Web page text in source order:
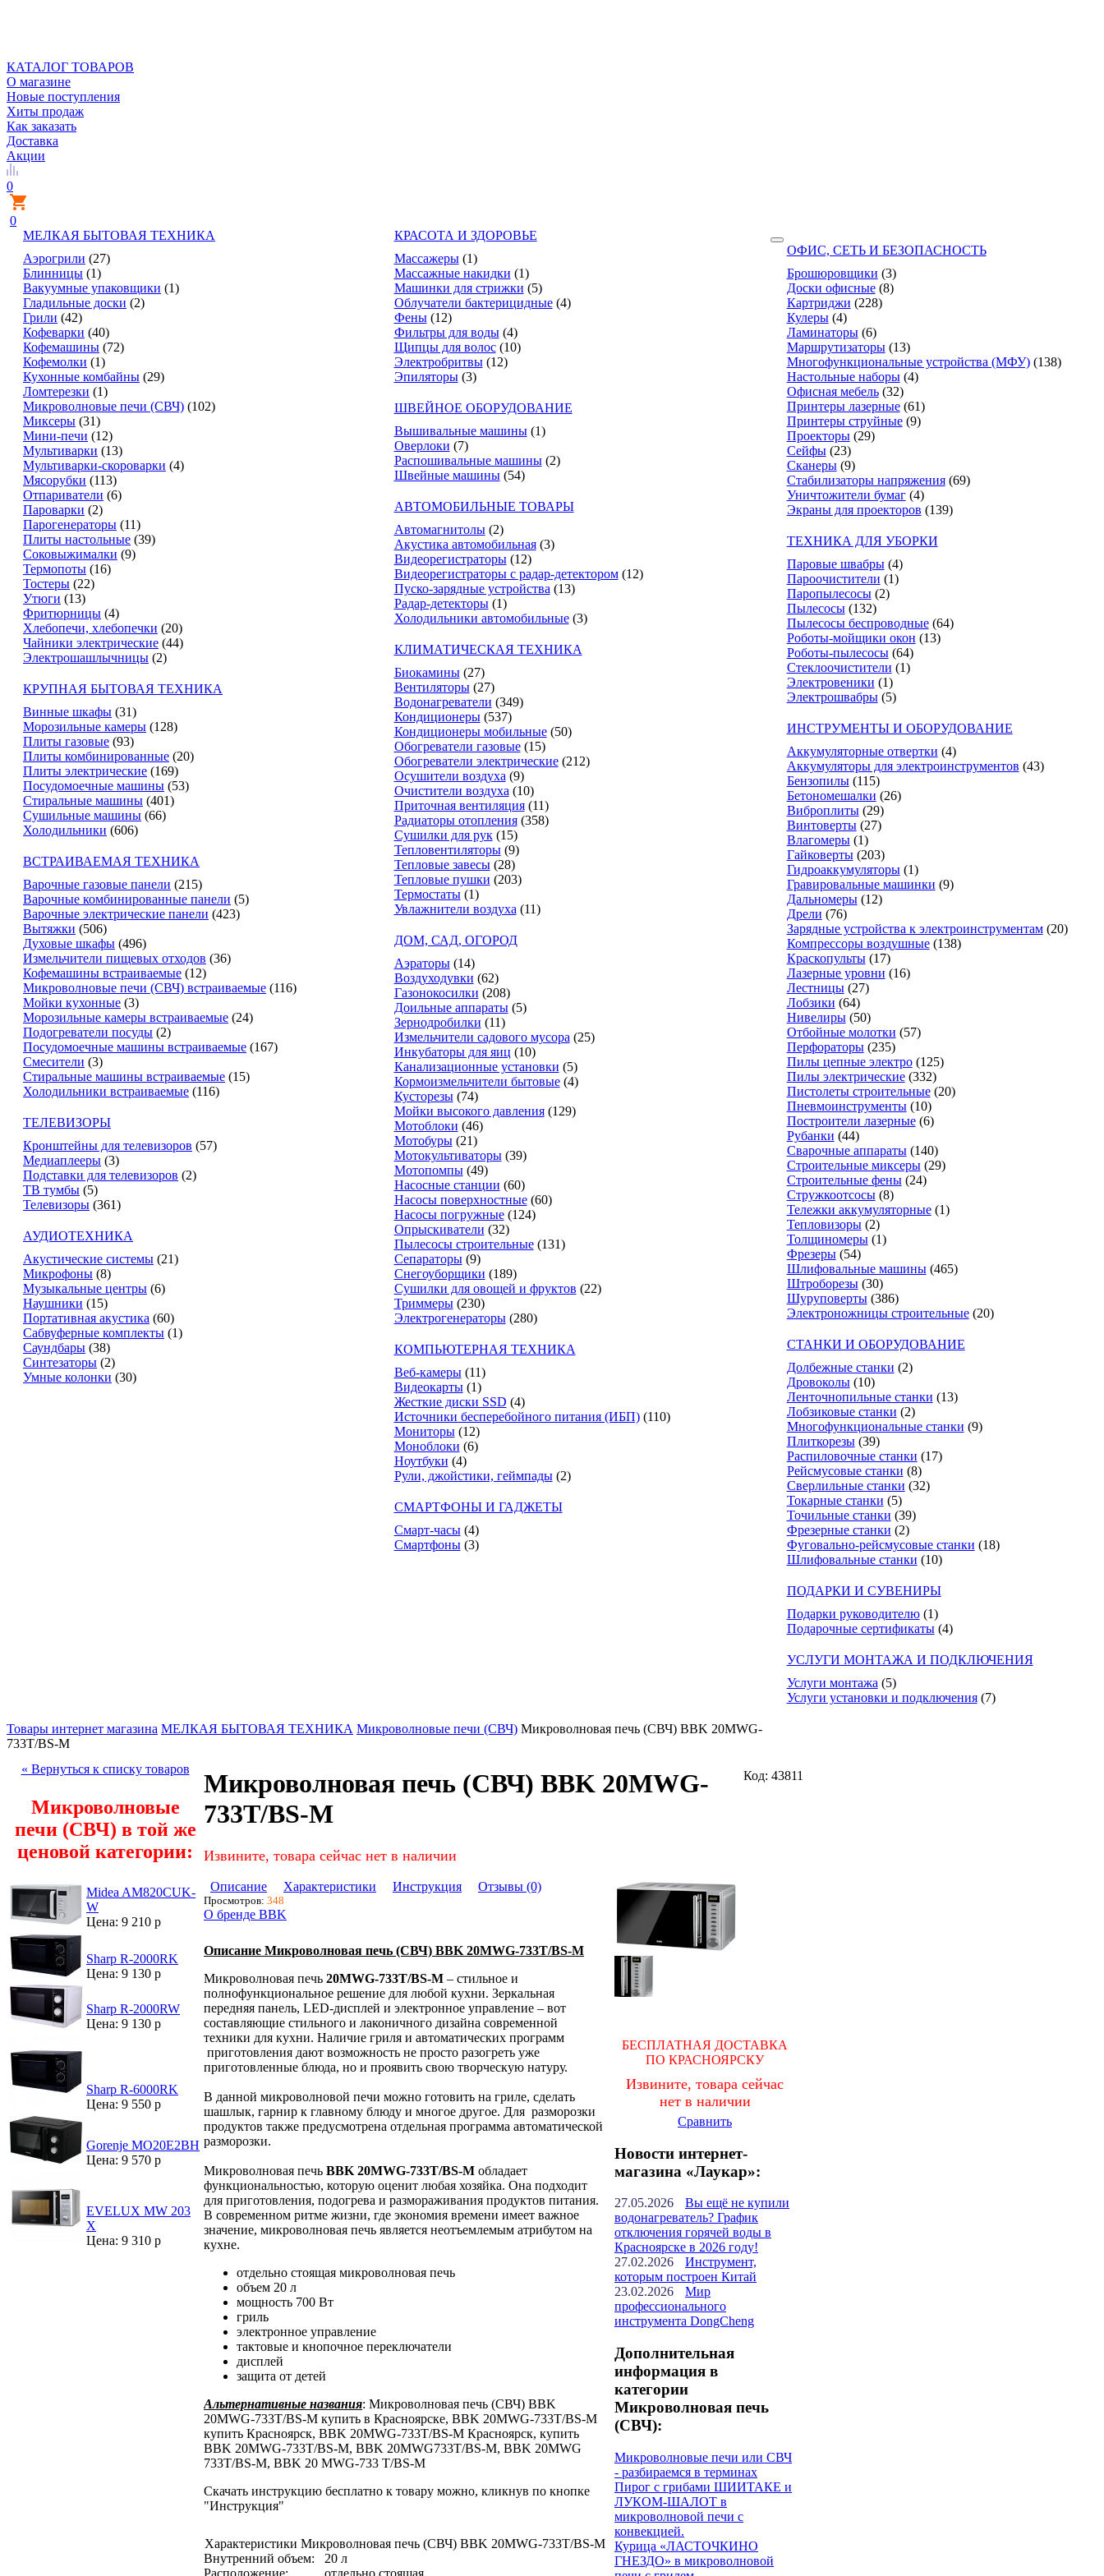
КАТАЛОГ ТОВАРОВ
О магазине
Новые поступления
Хиты продаж
Как заказать
Доставка
Акции
0
0
МЕЛКАЯ БЫТОВАЯ ТЕХНИКА
Аэрогрили (27)
Блинницы (1)
Вакуумные упаковщики (1)
Гладильные доски (2)
Грили (42)
Кофеварки (40)
Кофемашины (72)
Кофемолки (1)
Кухонные комбайны (29)
Ломтерезки (1)
Микроволновые печи (СВЧ) (102)
Миксеры (31)
Мини-печи (12)
Мультиварки (13)
Мультиварки-скороварки (4)
Мясорубки (113)
Отпариватели (6)
Пароварки (2)
Парогенераторы (11)
Плиты настольные (39)
Соковыжималки (9)
Термопоты (16)
Тостеры (22)
Утюги (13)
Фритюрницы (4)
Хлебопечи, хлебопечки (20)
Чайники электрические (44)
Электрошашлычницы (2)
КРУПНАЯ БЫТОВАЯ ТЕХНИКА
Винные шкафы (31)
Морозильные камеры (128)
Плиты газовые (93)
Плиты комбинированные (20)
Плиты электрические (169)
Посудомоечные машины (53)
Стиральные машины (401)
Сушильные машины (66)
Холодильники (606)
ВСТРАИВАЕМАЯ ТЕХНИКА
Варочные газовые панели (215)
Варочные комбинированные панели (5)
Варочные электрические панели (423)
Вытяжки (506)
Духовые шкафы (496)
Измельчители пищевых отходов (36)
Кофемашины встраиваемые (12)
Микроволновые печи (СВЧ) встраиваемые (116)
Мойки кухонные (3)
Морозильные камеры встраиваемые (24)
Подогреватели посуды (2)
Посудомоечные машины встраиваемые (167)
Смесители (3)
Стиральные машины встраиваемые (15)
Холодильники встраиваемые (116)
ТЕЛЕВИЗОРЫ
Кронштейны для телевизоров (57)
Медиаплееры (3)
Подставки для телевизоров (2)
ТВ тумбы (5)
Телевизоры (361)
АУДИОТЕХНИКА
Акустические системы (21)
Микрофоны (8)
Музыкальные центры (6)
Наушники (15)
Портативная акустика (60)
Сабвуферные комплекты (1)
Саундбары (38)
Синтезаторы (2)
Умные колонки (30)
КРАСОТА И ЗДОРОВЬЕ
Массажеры (1)
Массажные накидки (1)
Машинки для стрижки (5)
Облучатели бактерицидные (4)
Фены (12)
Фильтры для воды (4)
Щипцы для волос (10)
Электробритвы (12)
Эпиляторы (3)
ШВЕЙНОЕ ОБОРУДОВАНИЕ
Вышивальные машины (1)
Оверлоки (7)
Распошивальные машины (2)
Швейные машины (54)
АВТОМОБИЛЬНЫЕ ТОВАРЫ
Автомагнитолы (2)
Акустика автомобильная (3)
Видеорегистраторы (12)
Видеорегистраторы с радар-детектором (12)
Пуско-зарядные устройства (13)
Радар-детекторы (1)
Холодильники автомобильные (3)
КЛИМАТИЧЕСКАЯ ТЕХНИКА
Биокамины (27)
Вентиляторы (27)
Водонагреватели (349)
Кондиционеры (537)
Кондиционеры мобильные (50)
Обогреватели газовые (15)
Обогреватели электрические (212)
Осушители воздуха (9)
Очистители воздуха (10)
Приточная вентиляция (11)
Радиаторы отопления (358)
Сушилки для рук (15)
Тепловентиляторы (9)
Тепловые завесы (28)
Тепловые пушки (203)
Термостаты (1)
Увлажнители воздуха (11)
ДОМ, САД, ОГОРОД
Аэраторы (14)
Воздуходувки (62)
Газонокосилки (208)
Доильные аппараты (5)
Зернодробилки (11)
Измельчители садового мусора (25)
Инкубаторы для яиц (10)
Канализационные установки (5)
Кормоизмельчители бытовые (4)
Кусторезы (74)
Мойки высокого давления (129)
Мотоблоки (46)
Мотобуры (21)
Мотокультиваторы (39)
Мотопомпы (49)
Насосные станции (60)
Насосы поверхностные (60)
Насосы погружные (124)
Опрыскиватели (32)
Пылесосы строительные (131)
Сепараторы (9)
Снегоуборщики (189)
Сушилки для овощей и фруктов (22)
Триммеры (230)
Электрогенераторы (280)
КОМПЬЮТЕРНАЯ ТЕХНИКА
Веб-камеры (11)
Видеокарты (1)
Жесткие диски SSD (4)
Источники бесперебойного питания (ИБП) (110)
Мониторы (12)
Моноблоки (6)
Ноутбуки (4)
Рули, джойстики, геймпады (2)
СМАРТФОНЫ И ГАДЖЕТЫ
Смарт-часы (4)
Смартфоны (3)
ОФИС, СЕТЬ И БЕЗОПАСНОСТЬ
Брошюровщики (3)
Доски офисные (8)
Картриджи (228)
Кулеры (4)
Ламинаторы (6)
Маршрутизаторы (13)
Многофункциональные устройства (МФУ) (138)
Настольные наборы (4)
Офисная мебель (32)
Принтеры лазерные (61)
Принтеры струйные (9)
Проекторы (29)
Сейфы (23)
Сканеры (9)
Стабилизаторы напряжения (69)
Уничтожители бумаг (4)
Экраны для проекторов (139)
ТЕХНИКА ДЛЯ УБОРКИ
Паровые швабры (4)
Пароочистители (1)
Паропылесосы (2)
Пылесосы (132)
Пылесосы беспроводные (64)
Роботы-мойщики окон (13)
Роботы-пылесосы (64)
Стеклоочистители (1)
Электровеники (1)
Электрошвабры (5)
ИНСТРУМЕНТЫ И ОБОРУДОВАНИЕ
Аккумуляторные отвертки (4)
Аккумуляторы для электроинструментов (43)
Бензопилы (115)
Бетономешалки (26)
Виброплиты (29)
Винтоверты (27)
Влагомеры (1)
Гайковерты (203)
Гидроаккумуляторы (1)
Гравировальные машинки (9)
Дальномеры (12)
Дрели (76)
Зарядные устройства к электроинструментам (20)
Компрессоры воздушные (138)
Краскопульты (17)
Лазерные уровни (16)
Лестницы (27)
Лобзики (64)
Нивелиры (50)
Отбойные молотки (57)
Перфораторы (235)
Пилы цепные электро (125)
Пилы электрические (332)
Пистолеты строительные (20)
Пневмоинструменты (10)
Построители лазерные (6)
Рубанки (44)
Сварочные аппараты (140)
Строительные миксеры (29)
Строительные фены (24)
Стружкоотсосы (8)
Тележки аккумуляторные (1)
Тепловизоры (2)
Толщиномеры (1)
Фрезеры (54)
Шлифовальные машины (465)
Штроборезы (30)
Шуруповерты (386)
Электроножницы строительные (20)
СТАНКИ И ОБОРУДОВАНИЕ
Долбежные станки (2)
Дровоколы (10)
Ленточнопильные станки (13)
Лобзиковые станки (2)
Многофункциональные станки (9)
Плиткорезы (39)
Распиловочные станки (17)
Рейсмусовые станки (8)
Сверлильные станки (32)
Токарные станки (5)
Точильные станки (39)
Фрезерные станки (2)
Фуговально-рейсмусовые станки (18)
Шлифовальные станки (10)
ПОДАРКИ И СУВЕНИРЫ
Подарки руководителю (1)
Подарочные сертификаты (4)
УСЛУГИ МОНТАЖА И ПОДКЛЮЧЕНИЯ
Услуги монтажа (5)
Услуги установки и подключения (7)
Товары интернет магазина МЕЛКАЯ БЫТОВАЯ ТЕХНИКА Микроволновые печи (СВЧ) Микроволновая печь (СВЧ) BBK 20MWG-
733T/BS-M
« Вернуться к списку товаров
Микроволновые
печи (СВЧ) в той же
ценовой категории:
Midea AM820CUK-
W
Цена: 9 210 р
Sharp R-2000RK
Цена: 9 130 р
Sharp R-2000RW
Цена: 9 130 р
Sharp R-6000RK
Цена: 9 550 р
Gorenje MO20E2BH
Цена: 9 570 р
EVELUX MW 203
X
Цена: 9 310 р
Код: 43811
Микроволновая печь (СВЧ) BBK 20MWG-
733T/BS-M
Извините, товара сейчас нет в наличии
БЕСПЛАТНАЯ ДОСТАВКА
ПО КРАСНОЯРСКУ
Извините, товара сейчас
нет в наличии
Сравнить
Новости интернет-
магазина «Лаукар»:
27.05.2026
Вы ещё не купили
водонагреватель? График
отключения горячей воды в
Красноярске в 2026 году!
27.02.2026
Инструмент,
которым построен Китай
23.02.2026
Мир
профессионального
инструмента DongCheng
Дополнительная
информация в
категории
Микроволновая печь
(СВЧ):
Микроволновые печи или СВЧ
- разбираемся в терминах
Пирог с грибами ШИИТАКЕ и
ЛУКОМ-ШАЛОТ в
микроволновой печи с
конвекцией.
Курица «ЛАСТОЧКИНО
ГНЕЗДО» в микроволновой
Описание Характеристики Инструкция Отзывы (0)
Просмотров: 348
О бренде BBK
Описание Микроволновая печь (СВЧ) BBK 20MWG-733T/BS-M
Микроволновая печь 20MWG-733T/BS-M – стильное и
полнофункциональное решение для любой кухни. Зеркальная
передняя панель, LED-дисплей и электронное управление – вот
составляющие стильного и лаконичного дизайна современной
техники для кухни. Наличие гриля и автоматических программ
приготовления дают возможность не просто разогреть уже
приготовленные блюда, но и проявить свою творческую натуру.
В данной микроволновой печи можно готовить на гриле, сделать
шашлык, гарнир к главному блюду и многое другое. Для разморозки
продуктов также предусмотрена отдельная программа автоматической
разморозки.
Микроволновая печь BBK 20MWG-733T/BS-M обладает
функциональностью, которую оценит любая хозяйка. Она подходит
для приготовления, подогрева и размораживания продуктов питания.
В современном ритме жизни, где экономия времени имеет важное
значение, микроволновая печь является неотъемлемым атрибутом на
кухне.
отдельно стоящая микроволновая печь
объем 20 л
мощность 700 Вт
гриль
электронное управление
тактовые и кнопочное переключатели
дисплей
защита от детей
Альтернативные названия: Микроволновая печь (СВЧ) BBK
20MWG-733T/BS-M купить в Красноярске, BBK 20MWG-733T/BS-M
купить Красноярск, BBK 20MWG-733T/BS-M Красноярск, купить
BBK 20MWG-733T/BS-M, BBK 20MWG733T/BS-M, BBK 20MWG
733T/BS-M, BBK 20 MWG-733 T/BS-M
Скачать инструкцию бесплатно к товару можно, кликнув по кнопке
"Инструкция"
Характеристики Микроволновая печь (СВЧ) BBK 20MWG-733T/BS-M
Внутренний объем:
20 л
Расположение:
отдельно стоящая